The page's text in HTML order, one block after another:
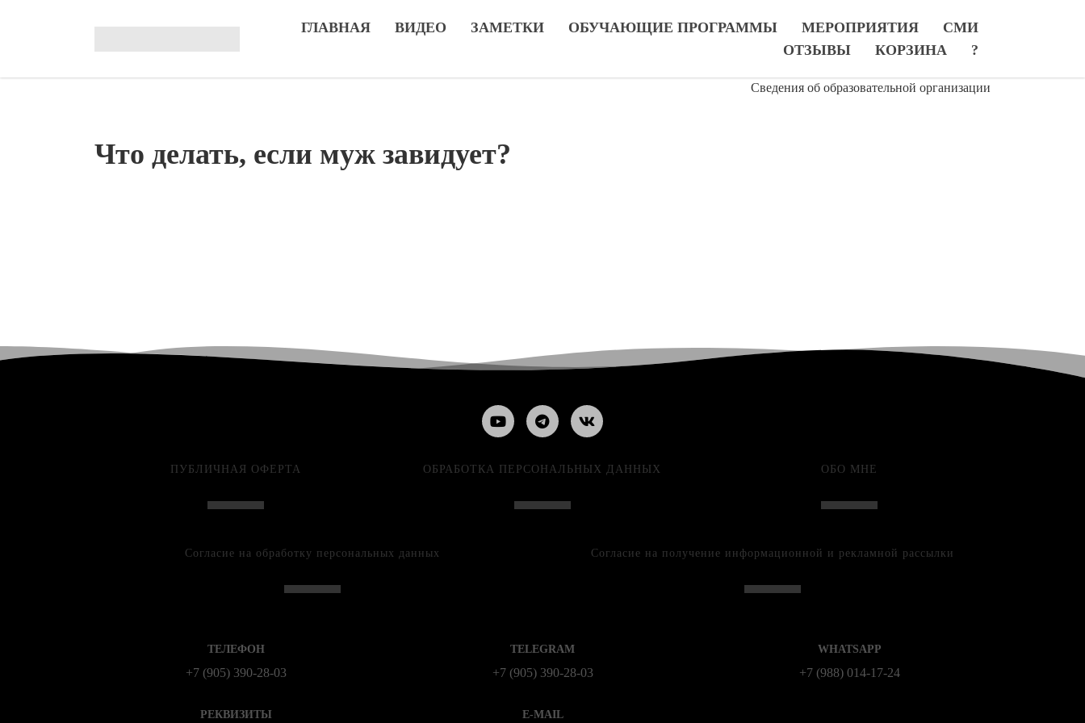
ГЛАВНАЯ ВИДЕО ЗАМЕТКИ ОБУЧАЮЩИЕ ПРОГРАММЫ МЕРОПРИЯТИЯ
СМИ
ОТЗЫВЫ
КОРЗИНА ?
Сведения об образовательной организации
Что делать, если муж завидует?
ПУБЛИЧНАЯ ОФЕРТА ОБРАБОТКА ПЕРСОНАЛЬНЫХ ДАННЫХ ОБО МНЕ
Согласие на обработку персональных данных Согласие на получение информационной и рекламной рассылки
ТЕЛЕФОН
+7 (905) 390-28-03
TELEGRAM
+7 (905) 390-28-03
WHATSAPP
+7 (988) 014‑17‑24
РЕКВИЗИТЫ E-MAIL